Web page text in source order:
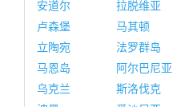
安道尔
拉脱维亚
卢森堡
马其顿
立陶宛
法罗群岛
马恩岛
阿尔巴尼亚
乌克兰
斯洛伐克